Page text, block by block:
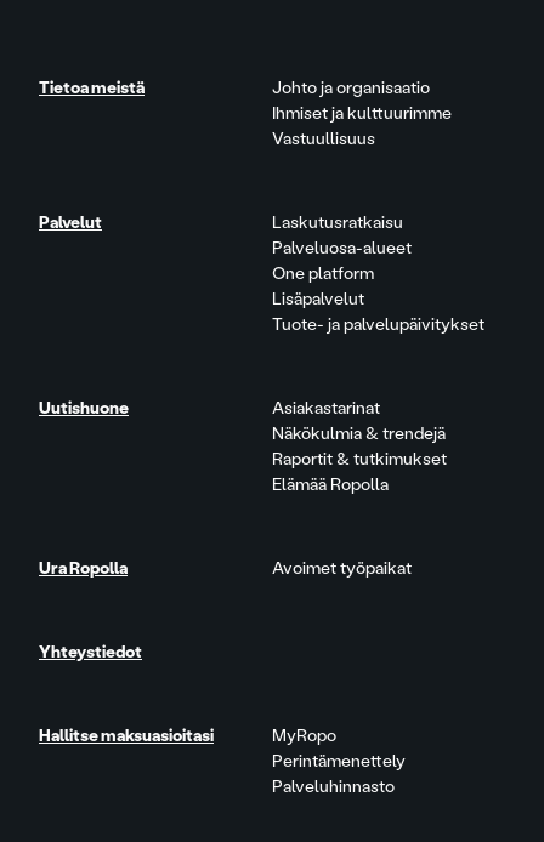
Tietoa meistä
Johto ja organisaatio
Ihmiset ja kulttuurimme
Vastuullisuus
Palvelut
Laskutusratkaisu
Palveluosa-alueet
One platform
Lisäpalvelut
Tuote- ja palvelupäivitykset
Uutishuone
Asiakastarinat
Näkökulmia & trendejä
Raportit & tutkimukset
Elämää Ropolla
Ura Ropolla Avoimet työpaikat
Yhteystiedot
Hallitse maksuasioitasi
MyRopo
Perintämenettely
Palveluhinnasto